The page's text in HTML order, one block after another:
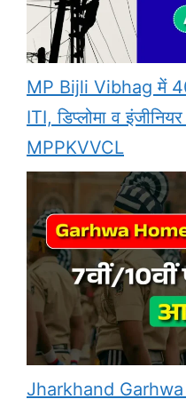
MP Bijli Vibhag में
ITI, डिप्लोमा व
MPPKVVCL
Jharkhand